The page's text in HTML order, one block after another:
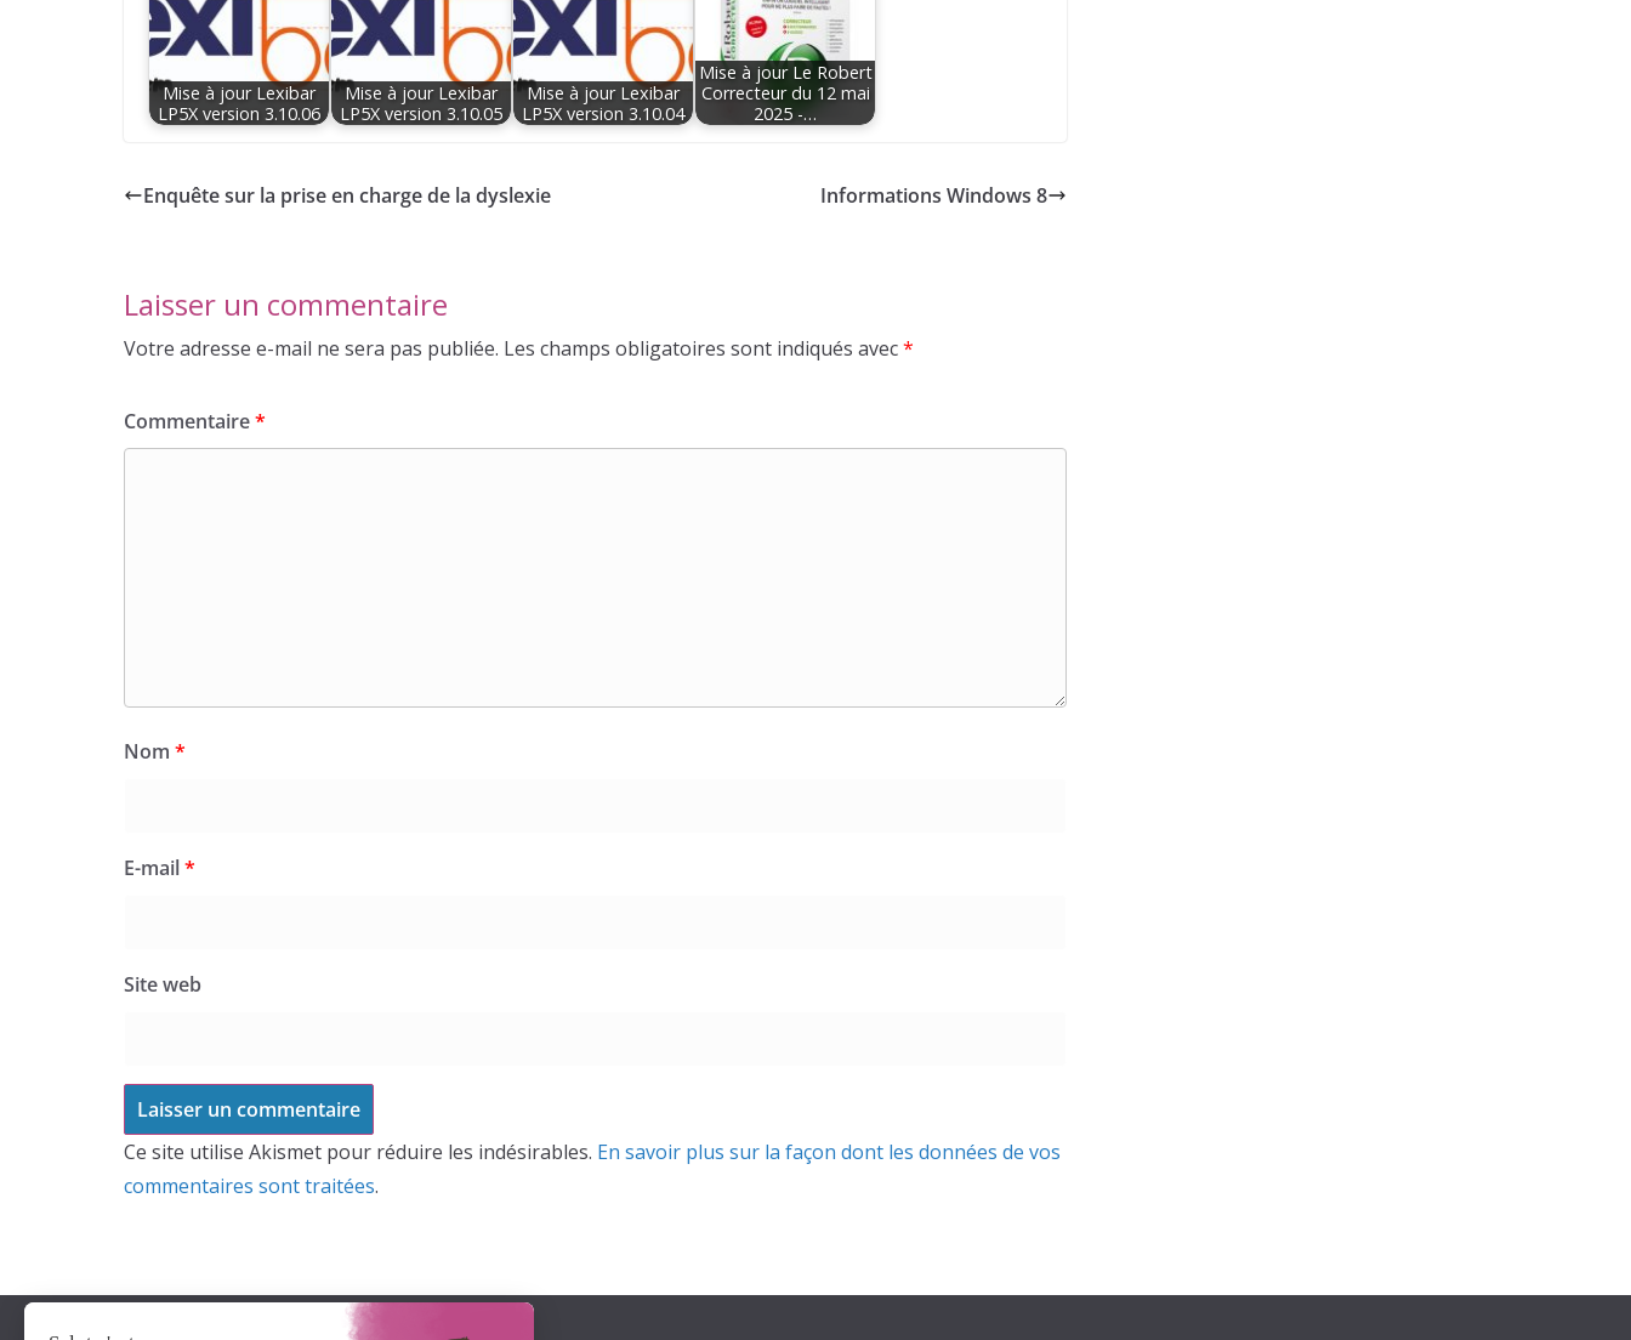
Mise à jour Lexibar
LP5X version 3.10.06
Mise à jour Lexibar
LP5X version 3.10.05
Mise à jour Lexibar
LP5X version 3.10.04
Mise à jour Le Robert
Correcteur du 12 mai
2025 -…
Enquête sur la prise en charge de la dyslexie Informations Windows 8
Laisser un commentaire
Votre adresse e-mail ne sera pas publiée. Les champs obligatoires sont indiqués avec*
Commentaire*
Nom *
E-mail*
Site web
Ce site utilise Akismet pour réduire les indésirables. En savoir plus sur la façon dont les données de vos
commentaires sont traitées.